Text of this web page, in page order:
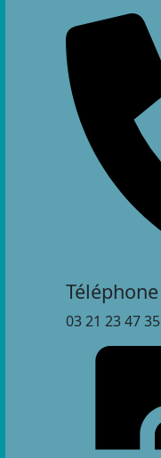
Téléphone
03 21 23 47 35